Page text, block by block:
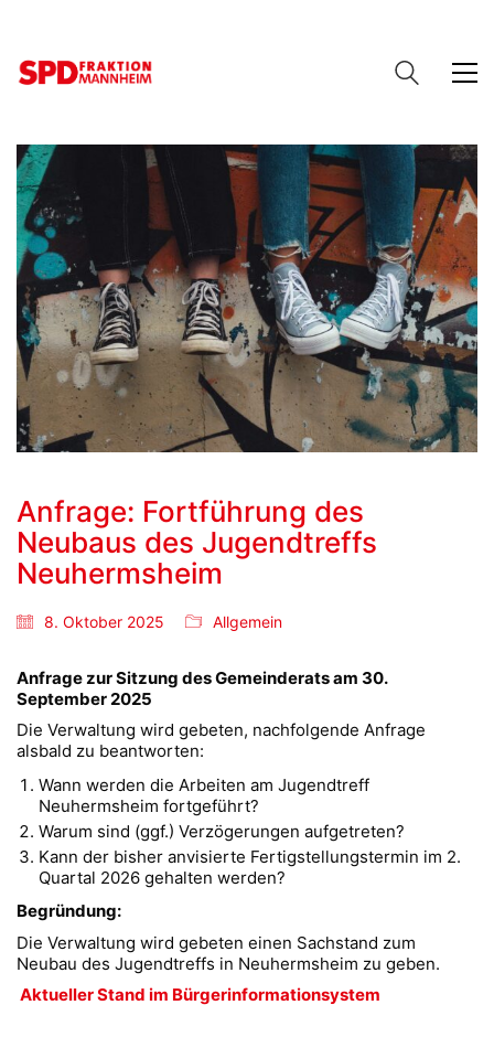
Anfrage: Fortführung des
Neubaus des Jugendtreffs
Neuhermsheim
8. Oktober 2025 Allgemein
Anfrage zur Sitzung des Gemeinderats am 30.
September 2025
Die Verwaltung wird gebeten, nachfolgende Anfrage
alsbald zu beantworten:
Wann werden die Arbeiten am Jugendtreff
Neuhermsheim fortgeführt?
Warum sind (ggf.) Verzögerungen aufgetreten?
Kann der bisher anvisierte Fertigstellungstermin im 2.
Quartal 2026 gehalten werden?
Begründung:
Die Verwaltung wird gebeten einen Sachstand zum
Neubau des Jugendtreffs in Neuhermsheim zu geben.
Aktueller Stand im Bürgerinformationsystem